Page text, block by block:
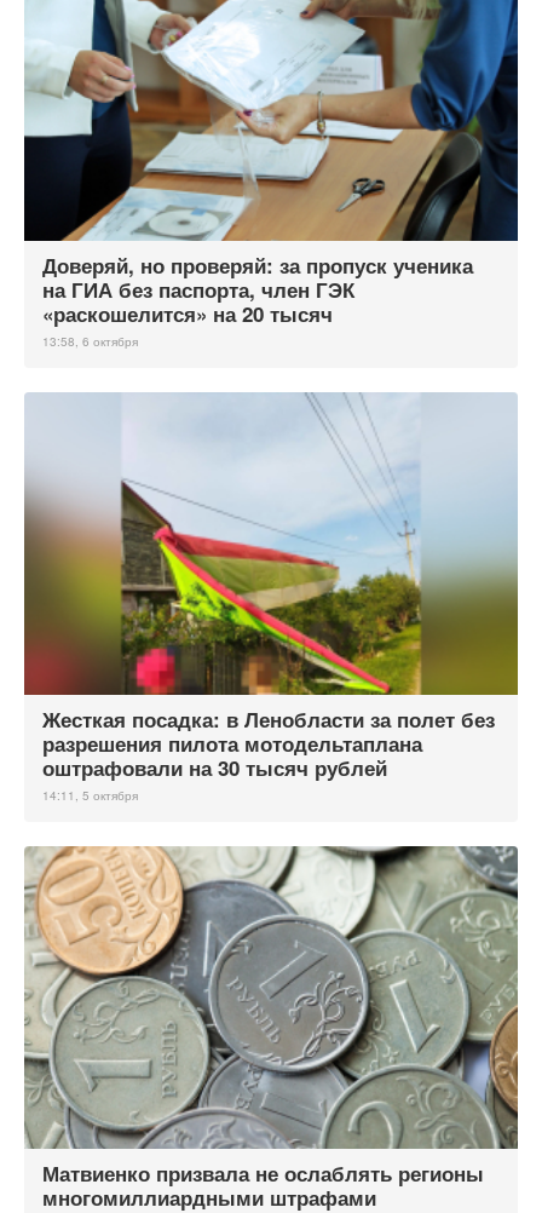
Доверяй, но проверяй: за пропуск ученика
на ГИА без паспорта, член ГЭК
«раскошелится» на 20 тысяч
13:58, 6 октября
Жесткая посадка: в Ленобласти за полет без
разрешения пилота мотодельтаплана
оштрафовали на 30 тысяч рублей
14:11, 5 октября
Матвиенко призвала не ослаблять регионы
многомиллиардными штрафами